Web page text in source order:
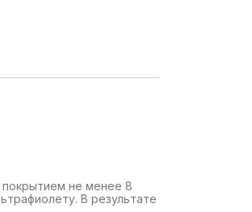
покрытием не менее 8
В результате